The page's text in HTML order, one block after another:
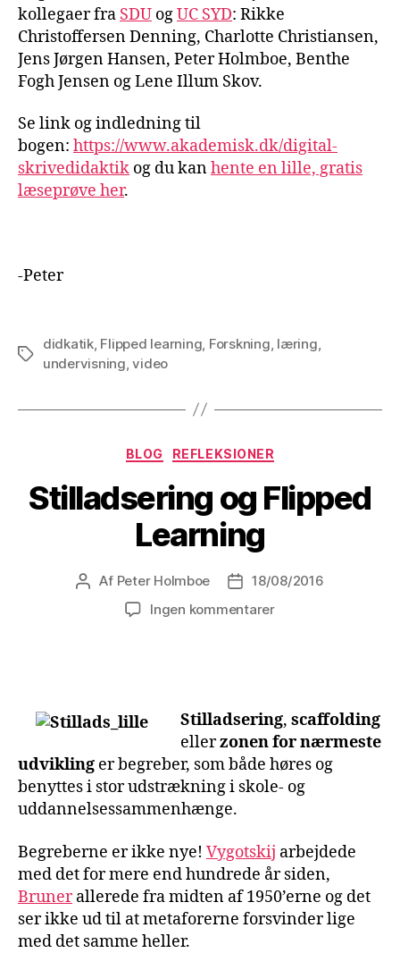
kollegaer fra SDU ogUC SYD: Rikke
Christoffersen Denning, Charlotte Christiansen,
Jens Jørgen Hansen, Peter Holmboe, Benthe
Fogh Jensen og Lene Illum Skov.
Se link og indledning til
bogen: https://www.akademisk.dk/digital-
skrivedidaktik og du kanhente en lille, gratis
læseprøve her.
-Peter
Tags
didkatik, Flipped learning Forskning læring
undervisning ,video
Kategorier
BLOG REFLEKSIONER
Stilladsering og Flipped
Learning
Indlægsforfatter
Af Peter Holmboe Indlægsdato
18/08/2016
Ingen kommentarertil
Stilladsering, scaffolding
ellerzonen for nærmeste
udvikling er begreber, som både høres og
benyttes i stor udstrækning i skole- og
uddannelsessammenhænge.
Begreberne er ikke nye! Vygotskij arbejdede
med det for mere end hundrede år siden,
Brunerallerede fra midten af 1950’erne og det
ser ikke ud til at metaforerne forsvinder lige
med det samme heller.